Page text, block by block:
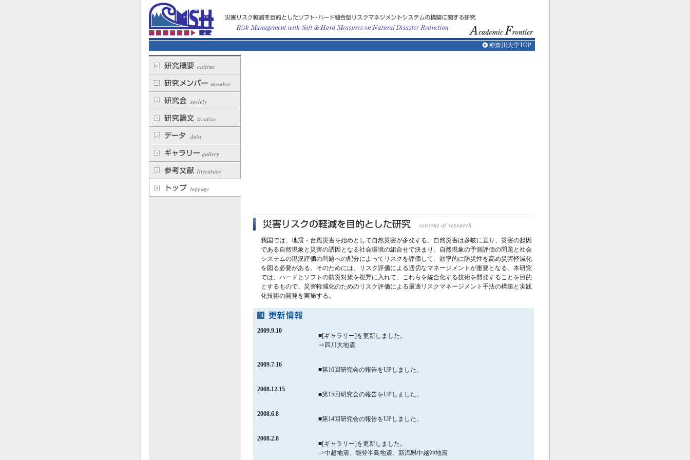
神奈川大学TOP
我国では、地震・台風災害を始めとして自然災害が多発する。自然災害は多岐に亘り、災害の起因
である自然現象と災害の誘因となる社会環境の組合せで決まり、自然現象の予測評価の問題と社会
システムの現況評価の問題への配分によってリスクを評価して、効率的に防災性を高め災害軽減化
を図る必要がある。そのためには、リスク評価による適切なマネージメントが重要となる。本研究
では、ハードとソフトの防災対策を視野に入れて、これらを統合化する技術を開発することを目的
とするもので、災害軽減化のためのリスク評価による最適リスクマネージメント手法の構築と実践
化技術の開発を実施する。
2009.9.10
■[ギャラリー]を更新しました。
⇒四川大地震
2009.7.16
■第16回研究会の報告をUPしました。
2008.12.15
■第15回研究会の報告をUPしました。
2008.6.8
■第14回研究会の報告をUPしました。
2008.2.8
■[ギャラリー]を更新しました。
⇒中越地震、能登半島地震、新潟県中越沖地震